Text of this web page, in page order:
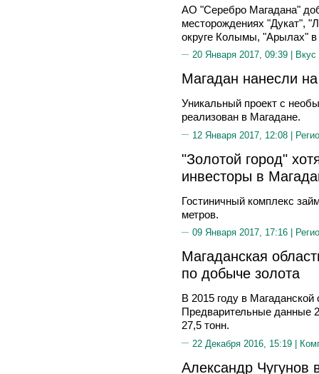
АО "Серебро Магадана"
месторождениях "Дукат",
округе Колымы, "Арылах" в
20 Января 2017, 09:39 | Вкус
Магадан нанесли на
Уникальный проект с
реализован в Магадане.
12 Января 2017, 12:08 |
"Золотой город"
инвесторы в
Гостиничный комплекс
метров.
09 Января 2017, 17:16 |
Магаданская
по добыче золота
В 2015 году в
Предварительные данные
27,5 тонн.
22 Декабря 2016, 15:19 |
Александр Чугунов